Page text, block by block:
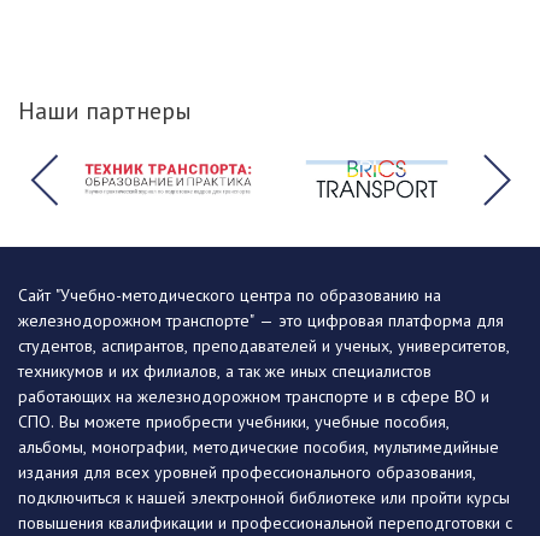
Наши партнеры
Сайт "Учебно-методического центра по образованию на
железнодорожном транспорте" — это цифровая платформа для
студентов, аспирантов, преподавателей и ученых, университетов,
техникумов и их филиалов, а так же иных специалистов
работающих на железнодорожном транспорте и в сфере ВО и
СПО. Вы можете приобрести учебники, учебные пособия,
альбомы, монографии, методические пособия, мультимедийные
издания для всех уровней профессионального образования,
подключиться к нашей электронной библиотеке или пройти курсы
повышения квалификации и профессиональной переподготовки с